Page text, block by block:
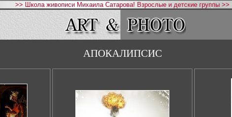
>> Школа живописи Михаила Сатарова! Взрослые и детские группы >>
АПОКАЛИПСИС